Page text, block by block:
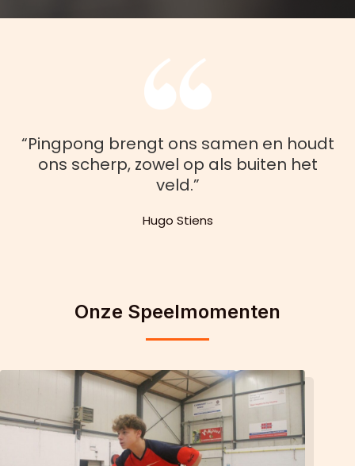
“Pingpong brengt ons samen en houdt
ons scherp, zowel op als buiten het
veld.”
Hugo Stiens
Onze Speelmomenten